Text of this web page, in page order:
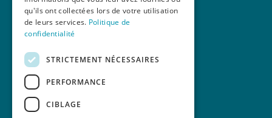
La revue Mains Libres
qu'ils ont collectées lors de votre utilisation
de leurs services. Politique de
confidentialité
STRICTEMENT NÉCESSAIRES
PERFORMANCE
CIBLAGE